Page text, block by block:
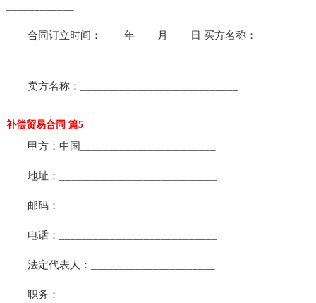
合同订立时间：____年____月____日 买方名称：
卖方名称：____________________________
补偿贸易合同 篇5
甲方：中国________________________
地址：____________________________
邮码：____________________________
电话：____________________________
法定代表人：______________________
职务：____________________________